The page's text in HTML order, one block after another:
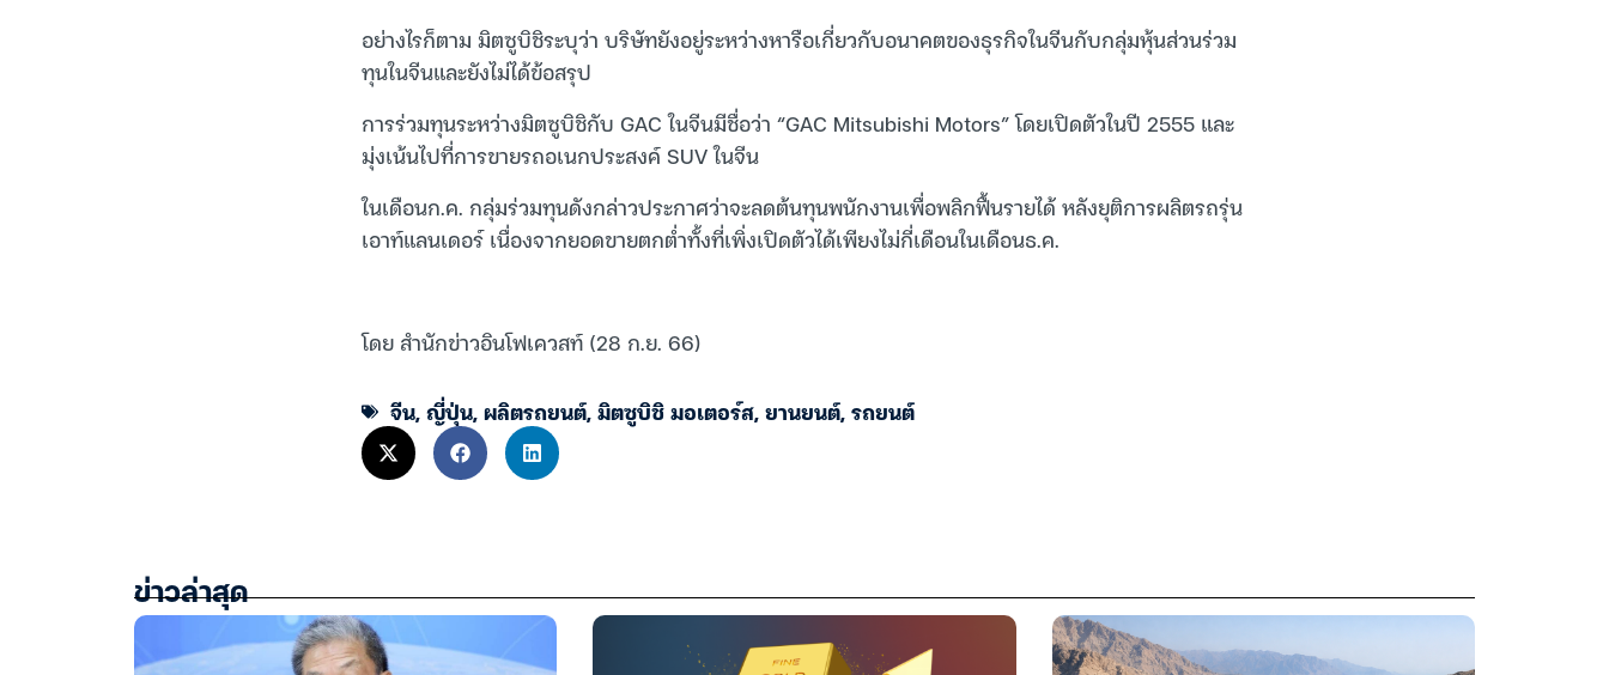
อย่างไรก็ตาม มิตซูบิชิระบุว่า บริษัทยังอยู่ระหว่างหารือเกี่ยวกับอนาคตของธุรกิจในจีนกับกลุ่มหุ้นส่วนร่วม
ทุนในจีนและยังไม่ได้ข้อสรุป
การร่วมทุนระหว่างมิตซูบิชิกับ GAC ในจีนมีชื่อว่า “GAC Mitsubishi Motors” โดยเปิดตัวในปี 2555 และ
มุ่งเน้นไปที่การขายรถอเนกประสงค์ SUV ในจีน
ในเดือนก.ค. กลุ่มร่วมทุนดังกล่าวประกาศว่าจะลดต้นทุนพนักงานเพื่อพลิกฟื้นรายได้ หลังยุติการผลิตรถรุ่น
เอาท์แลนเดอร์ เนื่องจากยอดขายตกต่ำทั้งที่เพิ่งเปิดตัวได้เพียงไม่กี่เดือนในเดือนธ.ค.
โดย สำนักข่าวอินโฟเควสท์ (28 ก.ย. 66)
จีน,ญี่ปุ่น,ผลิตรถยนต์,มิตซูบิชิ มอเตอร์ส,ยานยนต์,รถยนต์
ข่าวล่าสุด